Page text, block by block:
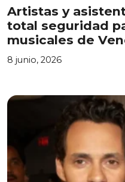
Artistas y
total seguridad
musicales de
8 junio, 2026